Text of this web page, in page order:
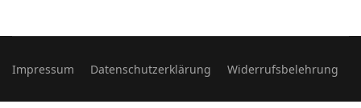
Impressum Datenschutzerklärung Widerrufsbelehrung